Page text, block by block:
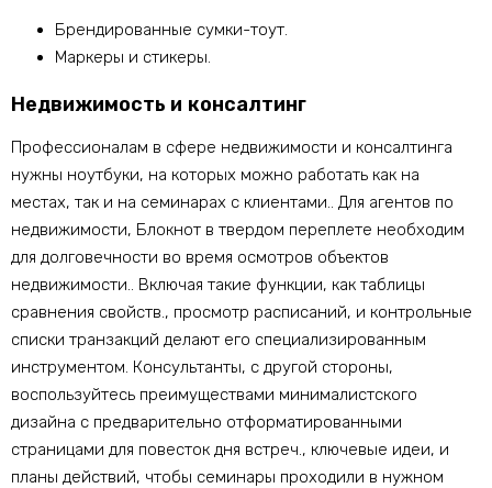
Брендированные сумки-тоут.
Маркеры и стикеры.
Недвижимость и консалтинг
Профессионалам в сфере недвижимости и консалтинга
нужны ноутбуки, на которых можно работать как на
местах, так и на семинарах с клиентами.. Для агентов по
недвижимости, Блокнот в твердом переплете необходим
для долговечности во время осмотров объектов
недвижимости.. Включая такие функции, как таблицы
сравнения свойств., просмотр расписаний, и контрольные
списки транзакций делают его специализированным
инструментом. Консультанты, с другой стороны,
воспользуйтесь преимуществами минималистского
дизайна с предварительно отформатированными
страницами для повесток дня встреч., ключевые идеи, и
планы действий, чтобы семинары проходили в нужном